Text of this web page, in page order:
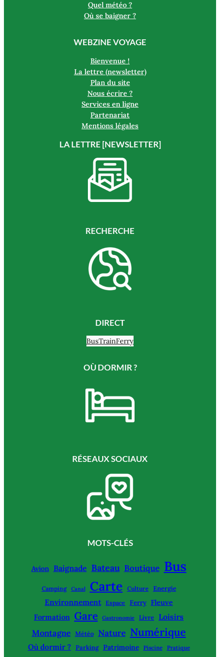
Quel météo ?
Où se baigner ?
WEBZINE VOYAGE
Bienvenue !
La lettre (newsletter)
Plan du site
Nous écrire ?
Services en ligne
Partenariat
Mentions légales
LA LETTRE [NEWSLETTER]
RECHERCHE
DIRECT
BusTrainFerry
OÙ DORMIR ?
RÉSEAUX SOCIAUX
MOTS-CLÉS
Avion Baignade Bateau Boutique Bus
Camping Canal Carte Culture Energie
Environnement Espace Ferry Fleuve
Formation Gare Gastronomie Livre Loisirs
Montagne Météo Nature Numérique
Où dormir ? Parking Patrimoine Piscine Pratique